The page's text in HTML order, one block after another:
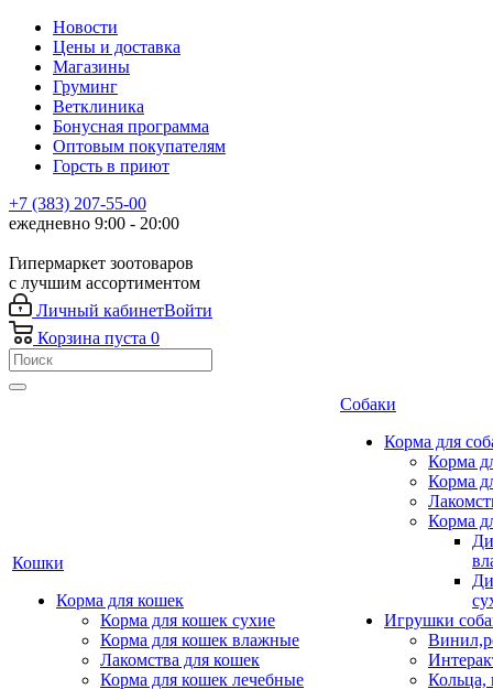
Новости
Цены и доставка
Магазины
Груминг
Ветклиника
Бонусная программа
Оптовым покупателям
Горсть в приют
+7 (383) 207-55-00
ежедневно 9:00 - 20:00
Гипермаркет зоотоваров
с лучшим ассортиментом
Личный кабинетВойти
Корзина пуста 0
Кошки
Корма для кошек
Корма для кошек сухие
Корма для кошек влажные
Лакомства для кошек
Корма для кошек лечебные
Собаки
Корма для
Корма
Корма
Корма
Игрушки
Кольца,